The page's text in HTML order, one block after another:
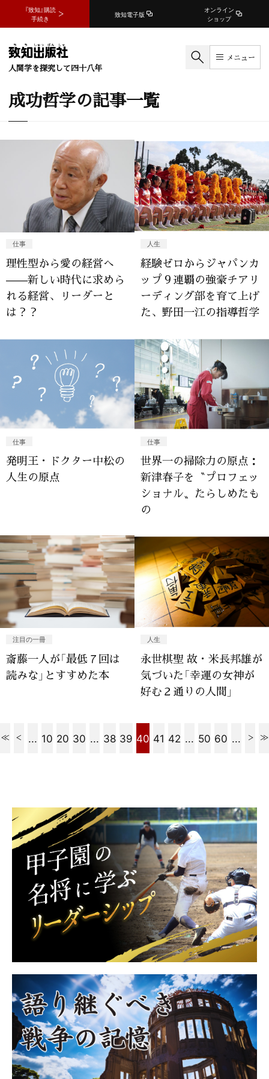
『致知』購読
手続き
致知電子版
オンライン
ショップ
人間学を探究して四十八年
メニュー
成功哲学の記事一覧
仕事
理性型から愛の経営へ
——新しい時代に求めら
れる経営、リーダーと
は？？
人生
経験ゼロからジャパンカ
ップ９連覇の強豪チアリ
ーディング部を育て上げ
た、野田一江の指導哲学
仕事
発明王・ドクター中松の
人生の原点
仕事
世界一の掃除力の原点：
新津春子を〝プロフェッ
ショナル〟たらしめたも
の
注目の一冊
斎藤一人が「最低７回は
読みな」とすすめた本
人生
永世棋聖 故・米長邦雄が
気づいた「幸運の女神が
好む２通りの人間」
... 10 20 30 ... 38 39 40 41 42 ... 50 60 ...